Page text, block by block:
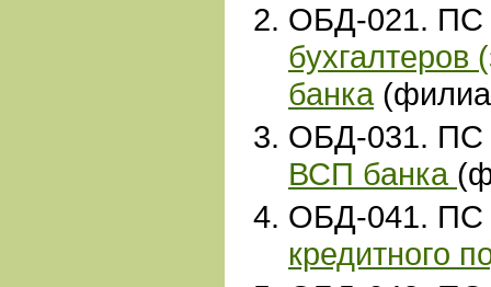
ОБД-021.
бухгалтеров
банка
ОБД-031. ПС
ВСП банка
ОБД-041. ПС
кредитного